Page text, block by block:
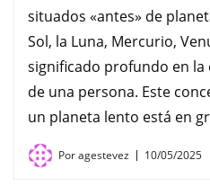
situados «antes» de
Sol, la Luna, Mercurio,
significado profundo en la
de una persona. Este
un planeta lento está en
Poragestevez 10/05/2025